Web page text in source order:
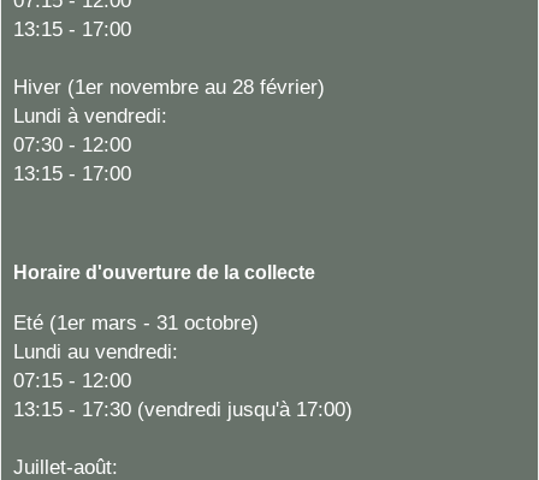
13:15 - 17:00
Hiver (1er novembre au 28 février)
Lundi à vendredi:
07:30 - 12:00
13:15 - 17:00
Horaire d'ouverture de la collecte
Eté (1er mars - 31 octobre)
Lundi au vendredi:
07:15 - 12:00
13:15 - 17:30 (vendredi jusqu'à 17:00)
Juillet-août: